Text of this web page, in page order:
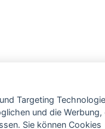
Targeting
und die Werbung,
Sie können Cookies